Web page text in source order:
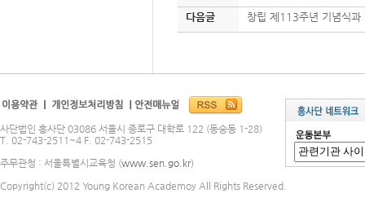
다음글 창립 제113주년 기념식과
사단법인 흥사단 03086 서울시 종로구 대학로 122 (동숭동 1-28)
T. 02-743-2511~4 F. 02-743-2515
주무관청 : 서울특별시교육청 (www.sen.go.kr)
Copyright(c) 2012 Young Korean Academoy All Rights Reserved.